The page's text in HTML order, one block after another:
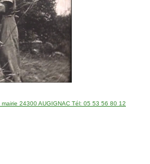
24300 AUGIGNAC Tél: 05 53 56 80 12